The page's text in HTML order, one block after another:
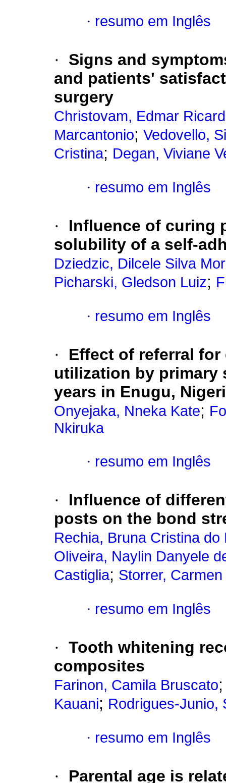
· resumo em Inglês
·
Signs and
and patients'
surgery
Christovam, Edmar
Marcantonio; Vedovello,
Cristina; Degan, Viviane
· resumo em Inglês
·
Influence of curing
solubility of a self-
Dziedzic, Dilcele Silva
Picharski, Gledson Luiz;
· resumo em Inglês
·
Effect of referral
utilization by primary
years in Enugu,
Onyejaka, Nneka Kate;
Nkiruka
· resumo em Inglês
·
Influence of
posts on the bond
Rechia, Bruna Cristina do
Oliveira, Naylin Danyele
Castiglia; Storrer,
· resumo em Inglês
· Tooth whitening
composites
Farinon, Camila Bruscato
Kauani; Rodrigues-Junio,
· resumo em Inglês
· Parental age is